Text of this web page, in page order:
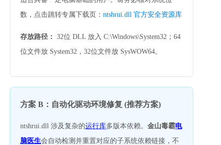
数，点击跳转专属下载页： ntshrui.dll 官方安全资源库
存放路径： 32位 DLL 放入 C:\Windows\System32 ；64
位文件放 System32 ，32位文件放 SysWOW64。
方案 B：自动化驱动环境修复 (推荐方案)
ntshrui.dll 涉及复杂的运行库多版本依赖。 金山毒霸电
脑医生会自动检测并重置对应的子系统依赖链接，不